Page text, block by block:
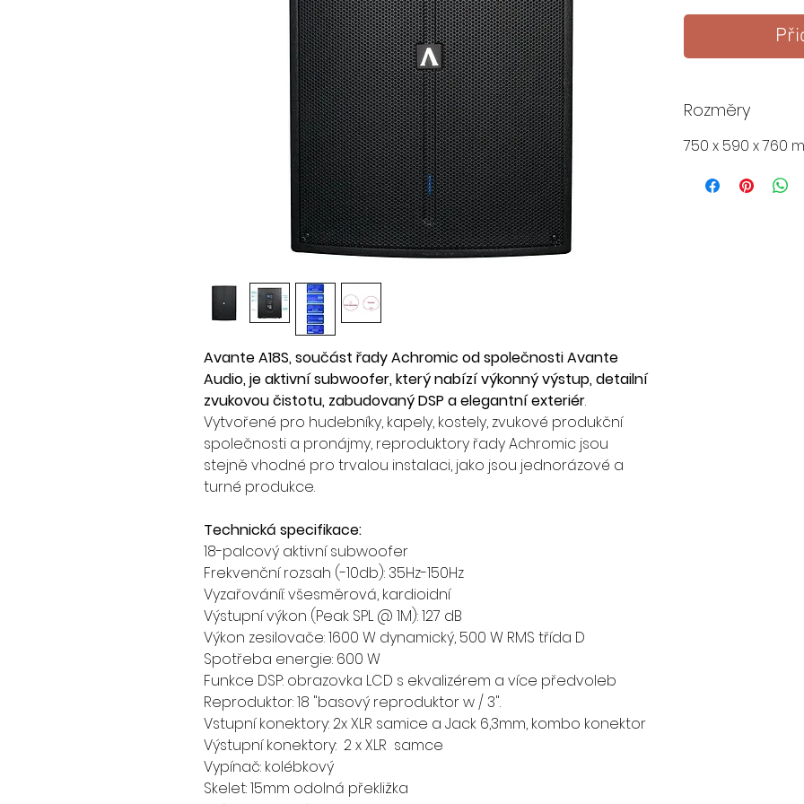
Avante A18S, součást řady Achromic od společnosti Avante
Audio, je aktivní subwoofer, který nabízí výkonný výstup, detailní
zvukovou čistotu, zabudovaný DSP a elegantní exteriér.
Vytvořené pro hudebníky, kapely, kostely, zvukové produkční
společnosti a pronájmy, reproduktory řady Achromic jsou
stejně vhodné pro trvalou instalaci, jako jsou jednorázové a
turné produkce.
Technická specifikace:
18-palcový aktivní subwoofer
Frekvenční rozsah (-10db): 35Hz-150Hz
Vyzařováníí: všesměrová, kardioidní
Výstupní výkon (Peak SPL @ 1M): 127 dB
Výkon zesilovače: 1600 W dynamický, 500 W RMS třída D
Spotřeba energie: 600 W
Funkce DSP: obrazovka LCD s ekvalizérem a více předvoleb
Reproduktor: 18 "basový reproduktor w / 3".
Vstupní konektory: 2x XLR samice a Jack 6,3mm, kombo konektor
Výstupní konektory: 2 x XLR samce
Vypínač: kolébkový
Skelet: 15mm odolná překližka
Rozměry
750 x 590 x 760